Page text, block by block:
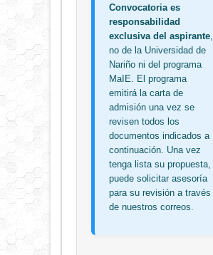
Convocatoria es
responsabilidad
exclusiva del aspirante,
no de la Universidad de
Nariño ni del programa
MaIE. El programa
emitirá la carta de
admisión una vez se
revisen todos los
documentos indicados a
continuación. Una vez
tenga lista su propuesta,
puede solicitar asesoría
para su revisión a través
de nuestros correos.